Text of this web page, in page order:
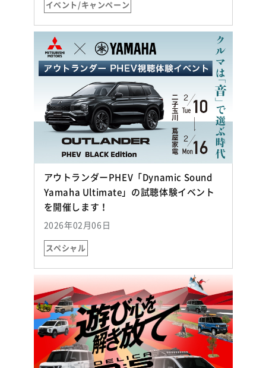
イベント/キャンペーン
アウトランダーPHEV「Dynamic Sound
Yamaha Ultimate」の試聴体験イベント
を開催します！
2026年02月06日
スペシャル